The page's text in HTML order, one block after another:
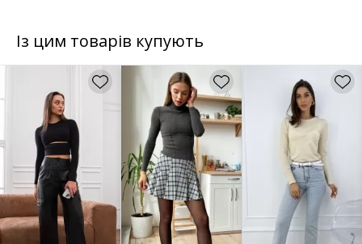
Із цим товарів купують